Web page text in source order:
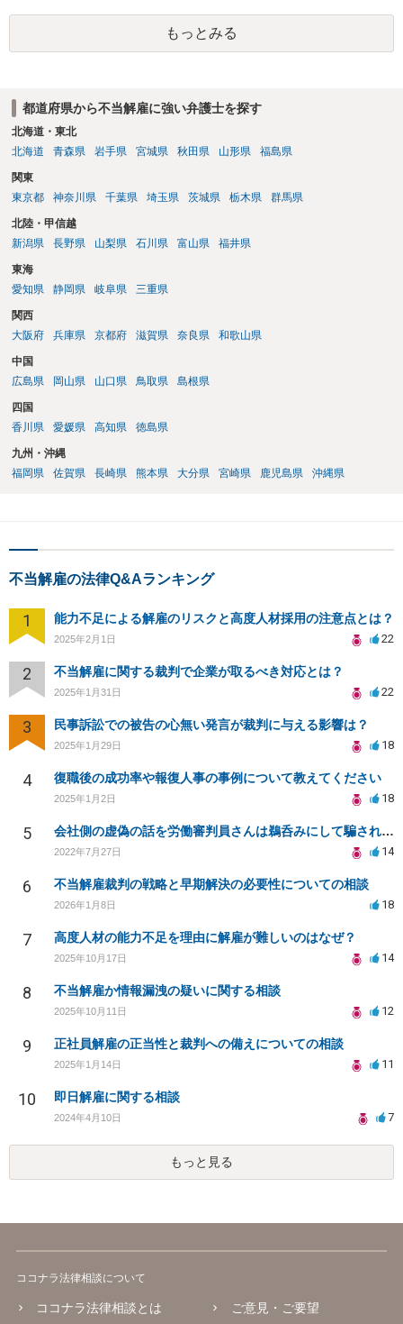
もっとみる
都道府県から不当解雇に強い弁護士を探す
北海道・東北
北海道
青森県 岩手県 宮城県 秋田県 山形県 福島県
関東
東京都
神奈川県 千葉県 埼玉県 茨城県 栃木県 群馬県
北陸・甲信越
新潟県
長野県 山梨県 石川県 富山県 福井県
東海
愛知県
静岡県 岐阜県 三重県
関西
大阪府
兵庫県 京都府 滋賀県 奈良県 和歌山県
中国
広島県
岡山県 山口県 鳥取県 島根県
四国
香川県
愛媛県 高知県 徳島県
九州・沖縄
福岡県
佐賀県 長崎県 熊本県 大分県 宮崎県 鹿児島県 沖縄県
不当解雇の法律Q&Aランキング
1 能力不足による解雇のリスクと高度人材採用の注意点とは？
2025年2月1日 22
2 不当解雇に関する裁判で企業が取るべき対応とは？
2025年1月31日 22
3 民事訴訟での被告の心無い発言が裁判に与える影響は？
2025年1月29日 18
4 復職後の成功率や報復人事の事例について教えてください
2025年1月2日 18
5 会社側の虚偽の話を労働審判員さんは鵜呑みにして騙されてしまいました。
2022年7月27日 14
6 不当解雇裁判の戦略と早期解決の必要性についての相談
2026年1月8日 18
7 高度人材の能力不足を理由に解雇が難しいのはなぜ？
2025年10月17日 14
8 不当解雇か情報漏洩の疑いに関する相談
2025年10月11日 12
9 正社員解雇の正当性と裁判への備えについての相談
2025年1月14日 11
10 即日解雇に関する相談
2024年4月10日 7
もっと見る
ココナラ法律相談について
ココナラ法律相談とは
ご意見・ご要望